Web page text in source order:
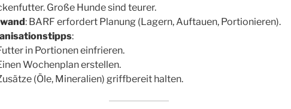
Große Hunde sind teurer.
: BARF erfordert Planung (Lagern, Auftauen, Portionieren).
:
in Portionen einfrieren.
Wochenplan erstellen.
(Öle, Mineralien) griffbereit halten.